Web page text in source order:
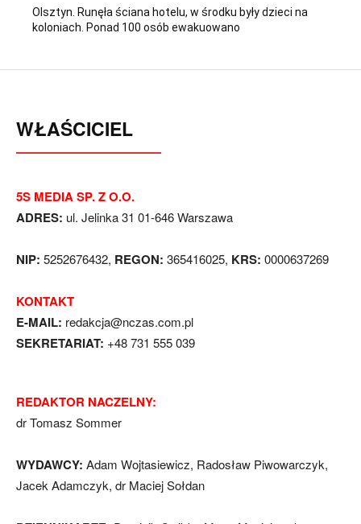
Olsztyn. Runęła ściana hotelu, w środku były dzieci na
koloniach. Ponad 100 osób ewakuowano
WŁAŚCICIEL
5S MEDIA SP. Z O.O.
ADRES: ul. Jelinka 31 01-646 Warszawa
NIP: 5252676432, REGON: 365416025, KRS: 0000637269
KONTAKT
E-MAIL: redakcja@nczas.com.pl
SEKRETARIAT: +48 731 555 039
REDAKTOR NACZELNY:
dr Tomasz Sommer
WYDAWCY: Adam Wojtasiewicz, Radosław Piwowarczyk,
Jacek Adamczyk, dr Maciej Sołdan